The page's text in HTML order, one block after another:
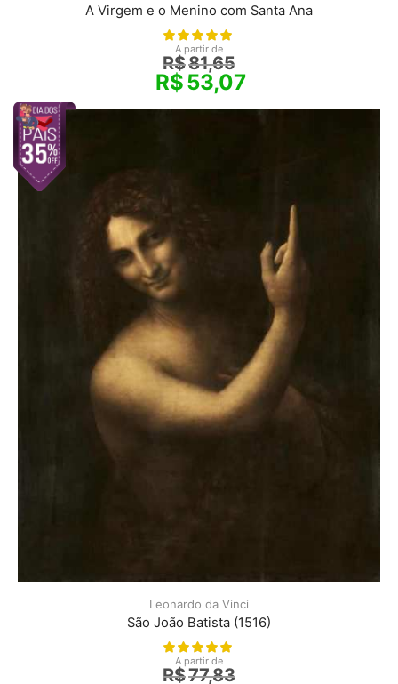
A Virgem e o Menino com Santa Ana
A partir de
R$81,65
R$53,07
Leonardo da Vinci
São João Batista (1516)
A partir de
R$77,83